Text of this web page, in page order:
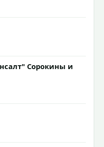
Сорокины и